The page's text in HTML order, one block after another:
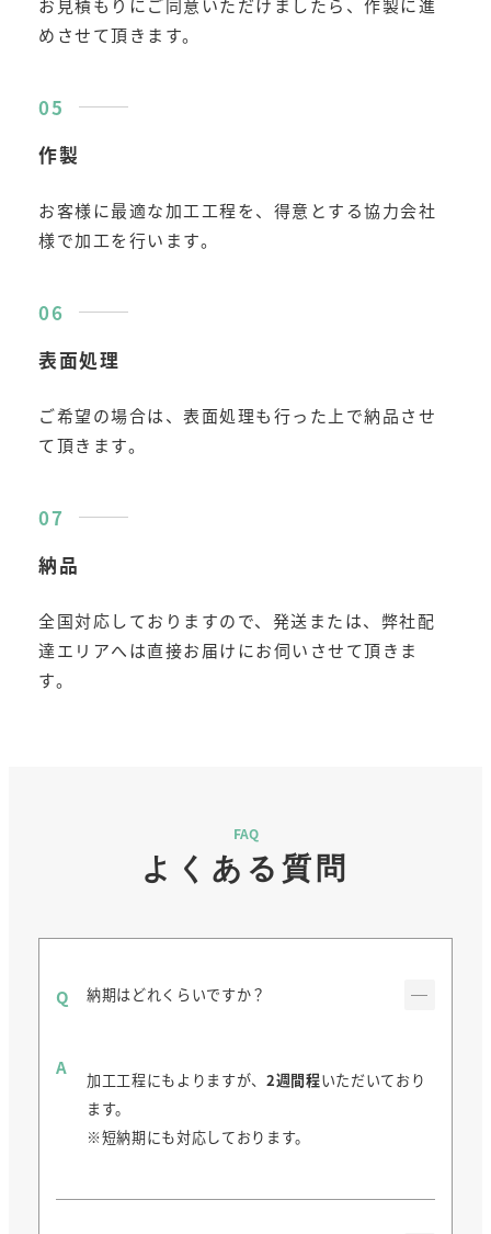
お見積もりにご同意いただけましたら、作製に進
めさせて頂きます。
作製
お客様に最適な加工工程を、得意とする協力会社
様で加工を行います。
表面処理
ご希望の場合は、表面処理も行った上で納品させ
て頂きます。
納品
全国対応しておりますので、発送または、弊社配
達エリアへは直接お届けにお伺いさせて頂きま
す。
FAQ
よくある質問
納期はどれくらいですか？
加工工程にもよりますが、 2週間程いただいており
ます。
※短納期にも対応しております。